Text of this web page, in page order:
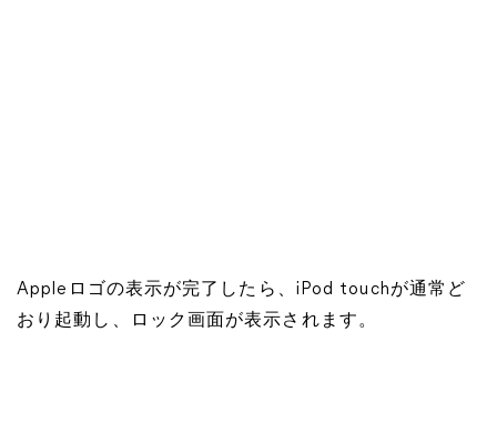
Appleロゴの表示が完了したら、iPod touchが通常ど
おり起動し、ロック画面が表示されます。